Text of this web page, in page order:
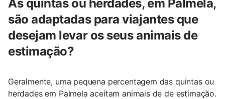
As quintas ou herdades, em Palmela,
são adaptadas para viajantes que
desejam levar os seus animais de
estimação?
Geralmente, uma pequena percentagem das quintas ou
herdades em Palmela aceitam animais de de estimação.